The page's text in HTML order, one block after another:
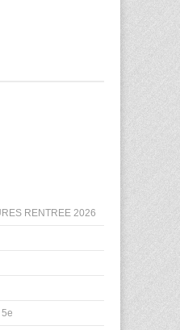
RENTREE 2026